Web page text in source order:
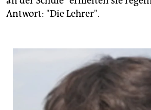
Antwort: "Die Lehrer".